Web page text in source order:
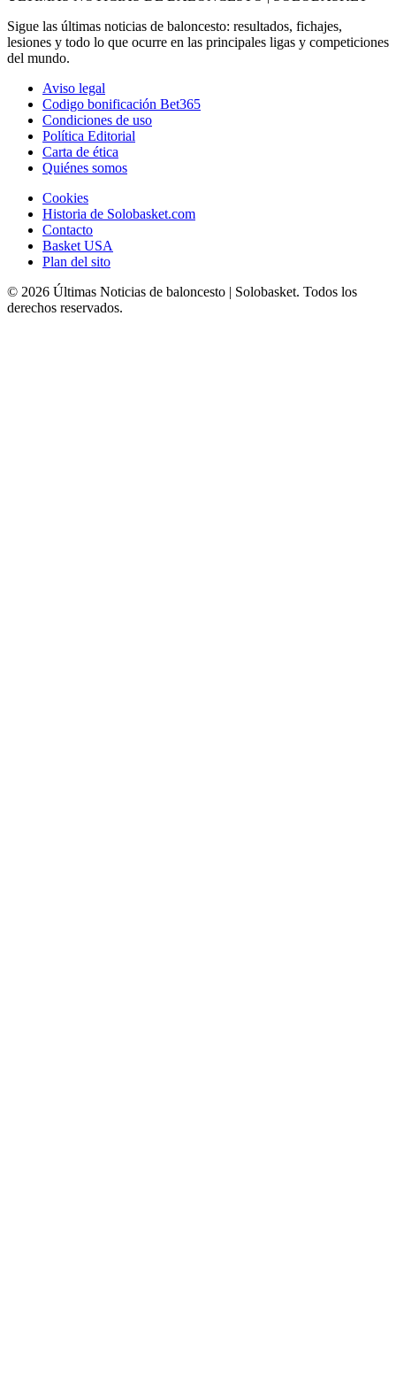
Sigue las últimas noticias de baloncesto: resultados, fichajes,
lesiones y todo lo que ocurre en las principales ligas y competiciones
del mundo.
Aviso legal
Codigo bonificación Bet365
Condiciones de uso
Política Editorial
Carta de ética
Quiénes somos
Cookies
Historia de Solobasket.com
Contacto
Basket USA
Plan del sito
© 2026 Últimas Noticias de baloncesto | Solobasket. Todos los
derechos reservados.